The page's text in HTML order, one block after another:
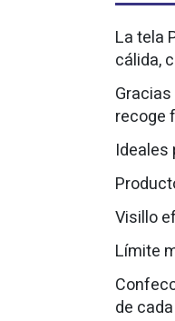
La tela
cálida,
recoge
Ideales
Visillo
Límite
de